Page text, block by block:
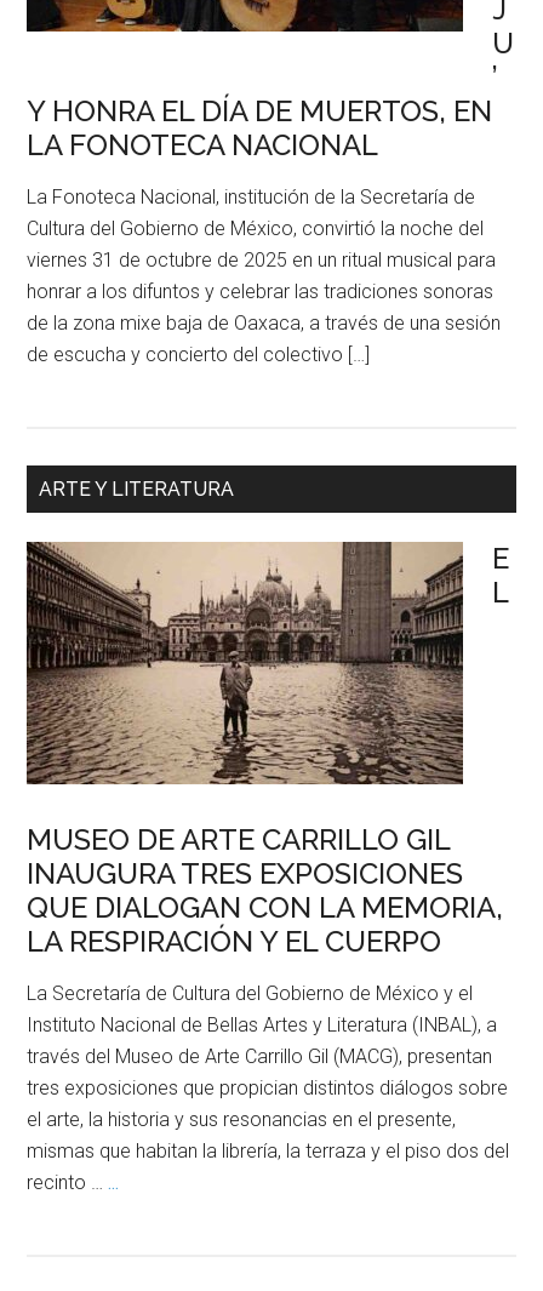
J
U
’
Y HONRA EL DÍA DE MUERTOS, EN
LA FONOTECA NACIONAL
La Fonoteca Nacional, institución de la Secretaría de
Cultura del Gobierno de México, convirtió la noche del
viernes 31 de octubre de 2025 en un ritual musical para
honrar a los difuntos y celebrar las tradiciones sonoras
de la zona mixe baja de Oaxaca, a través de una sesión
de escucha y concierto del colectivo […]
ARTE Y LITERATURA
E
L
MUSEO DE ARTE CARRILLO GIL
INAUGURA TRES EXPOSICIONES
QUE DIALOGAN CON LA MEMORIA,
LA RESPIRACIÓN Y EL CUERPO
La Secretaría de Cultura del Gobierno de México y el
Instituto Nacional de Bellas Artes y Literatura (INBAL), a
través del Museo de Arte Carrillo Gil (MACG), presentan
tres exposiciones que propician distintos diálogos sobre
el arte, la historia y sus resonancias en el presente,
mismas que habitan la librería, la terraza y el piso dos del
recinto …...